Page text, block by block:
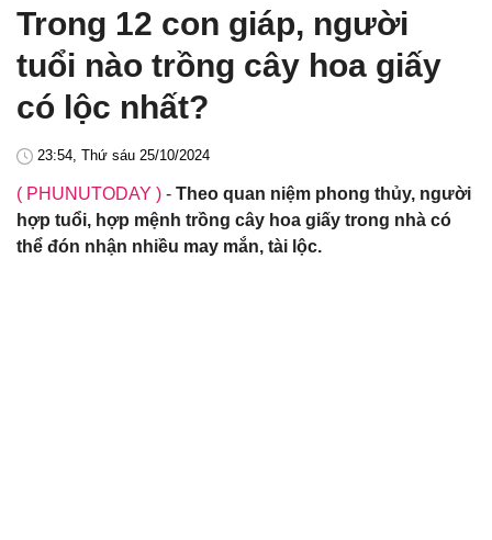
Trong 12 con giáp, người
tuổi nào trồng cây hoa giấy
có lộc nhất?
23:54, Thứ sáu 25/10/2024
( PHUNUTODAY ) - Theo quan niệm phong thủy, người
hợp tuổi, hợp mệnh trồng cây hoa giấy trong nhà có
thể đón nhận nhiều may mắn, tài lộc.